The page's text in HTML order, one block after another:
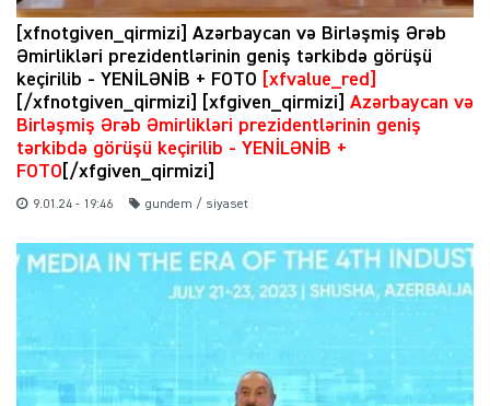
[xfnotgiven_qirmizi] Azərbaycan və Birləşmiş Ərəb
Əmirlikləri prezidentlərinin geniş tərkibdə görüşü
keçirilib - YENİLƏNİB + FOTO
[xfvalue_red]
[/xfnotgiven_qirmizi] [xfgiven_qirmizi] Azərbaycan və
Birləşmiş Ərəb Əmirlikləri prezidentlərinin geniş
tərkibdə görüşü keçirilib - YENİLƏNİB +
FOTO [/xfgiven_qirmizi]
9.01.24 - 19:46 gundem / siyaset